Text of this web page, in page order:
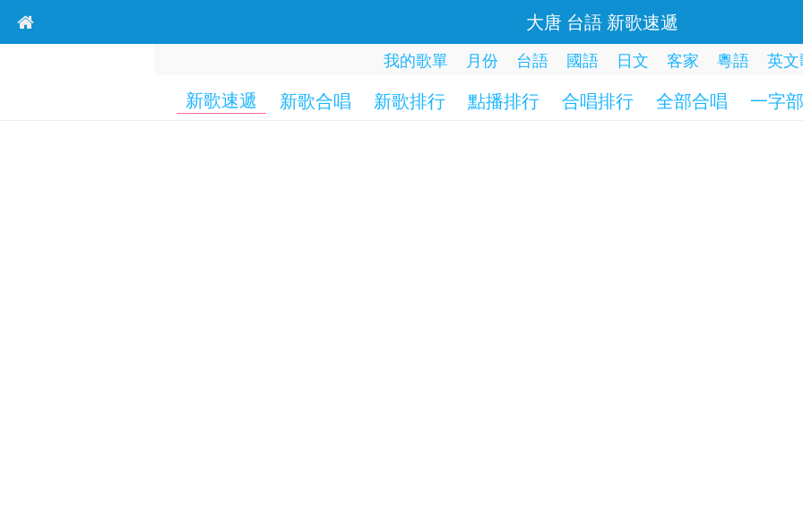
大唐 台語 新歌速遞
我的歌單 月份 台語 國語 日文 客家 粵語 英文
新歌速遞 新歌合唱 新歌排行 點播排行 合唱排行 全部合唱 一字部